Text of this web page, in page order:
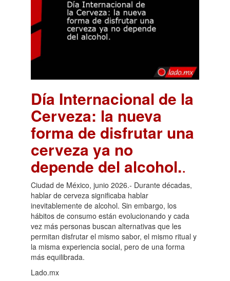
Día Internacional de la
Cerveza: la nueva
forma de disfrutar una
cerveza ya no
depende del alcohol..
Ciudad de México, junio 2026.- Durante décadas,
hablar de cerveza significaba hablar
inevitablemente de alcohol. Sin embargo, los
hábitos de consumo están evolucionando y cada
vez más personas buscan alternativas que les
permitan disfrutar el mismo sabor, el mismo ritual y
la misma experiencia social, pero de una forma
más equilibrada.
Lado.mx